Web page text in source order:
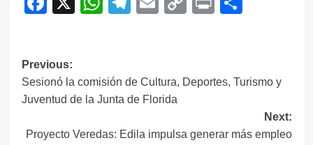
Navegación
de
Previous:
Sesionó la comisión de Cultura, Deportes, Turismo y
Juventud de la Junta de Florida
Next:
Proyecto Veredas: Edila impulsa generar más empleo